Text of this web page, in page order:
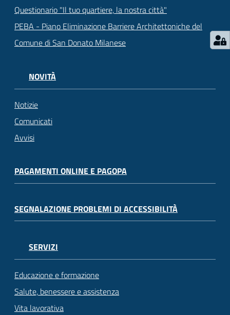
Questionario "Il tuo quartiere, la nostra città"
PEBA - Piano Eliminazione Barriere Architettoniche del
Comune di San Donato Milanese
NOVITÀ
Notizie
Comunicati
Avvisi
PAGAMENTI ONLINE E PAGOPA
SEGNALAZIONE PROBLEMI DI ACCESSIBILITÀ
SERVIZI
Educazione e formazione
Salute, benessere e assistenza
Vita lavorativa